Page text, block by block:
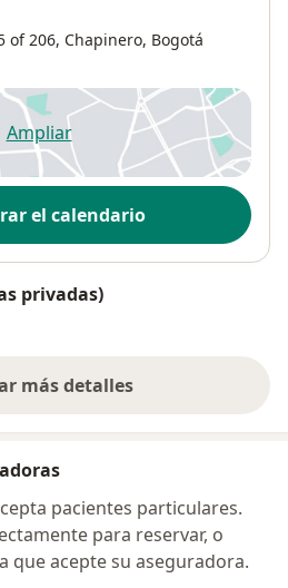
of 206, Chapinero, Bogotá
Ampliarse abre en una nueva
el calendario
privadas)
más detalles
sobre la dirección
pacientes particulares.
para reservar, o
que acepte su aseguradora.